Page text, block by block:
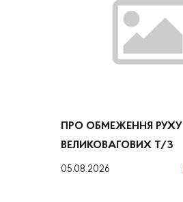
ПРО ОБМЕЖЕННЯ РУХУ
ВЕЛИКОВАГОВИХ Т/З
05.08.2026